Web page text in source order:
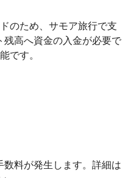
のため、サモア旅行で支
高へ資金の入金が必要で
です。
料が発生します。詳細は